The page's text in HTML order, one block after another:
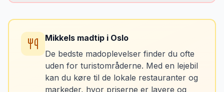
•
•Elgbøf med bærcompote og flødesauce
Norsk jordbærtærte om sommeren
Mikkels madtip i Oslo
De bedste madoplevelser finder du ofte
uden for turistområderne. Med en lejebil
kan du køre til de lokale restauranter og
markeder, hvor priserne er lavere og